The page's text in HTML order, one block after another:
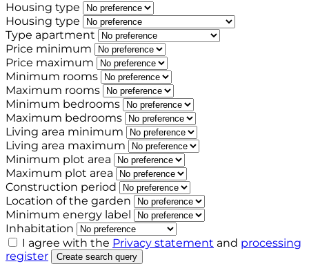
Housing type
Housing type
Type apartment
Price minimum
Price maximum
Minimum rooms
Maximum rooms
Minimum bedrooms
Maximum bedrooms
Living area minimum
Living area maximum
Minimum plot area
Maximum plot area
Construction period
Location of the garden
Minimum energy label
Inhabitation
I agree with the Privacy statement and processing
register
Create search query